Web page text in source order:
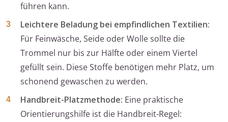
führen kann.
Leichtere Beladung bei empfindlichen Textilien:
Für Feinwäsche, Seide oder Wolle sollte die
Trommel nur bis zur Hälfte oder einem Viertel
gefüllt sein. Diese Stoffe benötigen mehr Platz, um
schonend gewaschen zu werden.
Handbreit-Platzmethode: Eine praktische
Orientierungshilfe ist die Handbreit-Regel: